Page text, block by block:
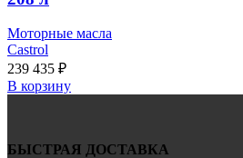
Моторные масла
Castrol
239 435 ₽
В корзину
БЫСТРАЯ ДОСТАВКА